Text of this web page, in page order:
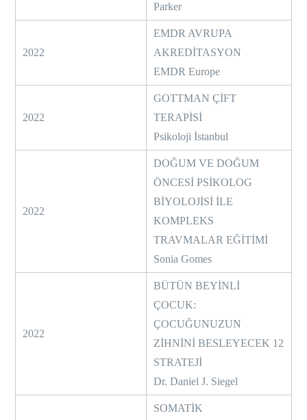
Parker
2022
EMDR AVRUPA
AKREDİTASYON
EMDR Europe
2022
GOTTMAN ÇİFT
TERAPİSİ
Psikoloji İstanbul
2022
DOĞUM VE DOĞUM
ÖNCESİ PSİKOLOG
BİYOLOJİSİ İLE
KOMPLEKS
TRAVMALAR EĞİTİMİ
Sonia Gomes
2022
BÜTÜN BEYİNLİ
ÇOCUK:
ÇOCUĞUNUZUN
ZİHNİNİ BESLEYECEK 12
STRATEJİ
Dr. Daniel J. Siegel
SOMATİK